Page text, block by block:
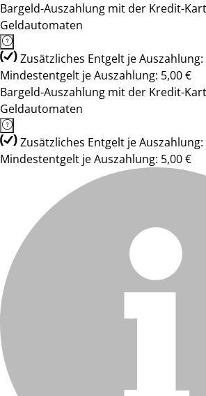
Bargeld-Auszahlung mit der Kredit-
Geldautomaten
Zusätzliches Entgelt je Auszahlung:
Mindestentgelt je Auszahlung: 5,00 €
Bargeld-Auszahlung mit der Kredit-
Geldautomaten
Zusätzliches Entgelt je Auszahlung:
Mindestentgelt je Auszahlung: 5,00 €